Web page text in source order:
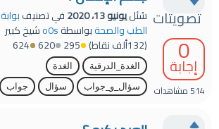
تصويتات
0
إجابة
514مشاهدات
سُئليونيو 13، 2020 في تصنيفبوابة
الطب والصحةبواسطةo0sشيخ كبير
(132ألف نقاط) 295
620
624
الغدة_الدرقية
الغدة
سؤال_و_جواب
سؤال جواب